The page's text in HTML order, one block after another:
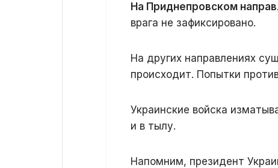
На Приднепровском
врага не зафиксировано.
На других направлениях
происходит. Попытки
Украинские войска
и в тылу.
Напомним, президент